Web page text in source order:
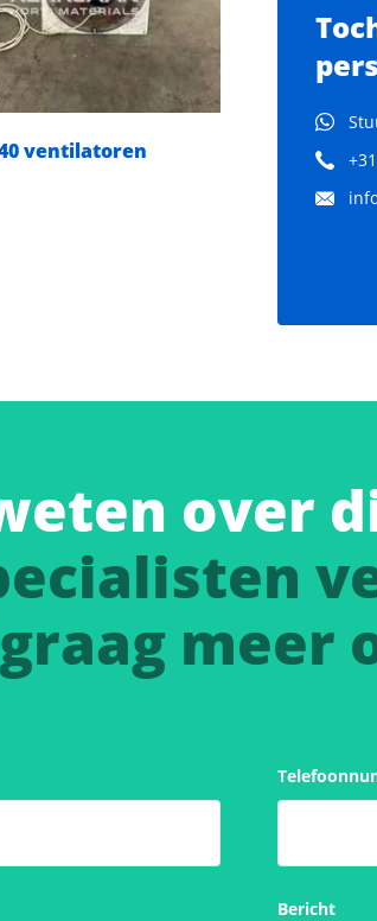
ventilatoren
Verkocht
Verti-
1420 rpm
over
graag meer
Bericht